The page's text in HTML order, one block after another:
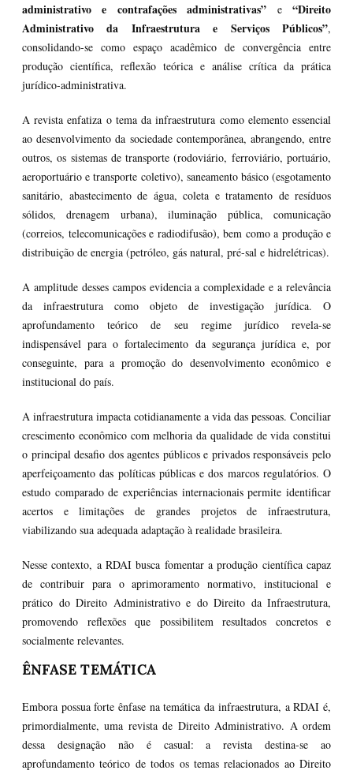
administrativo e contrafações administrativas” e“Direito
Administrativo da Infraestrutura e Serviços Públicos”,
consolidando-se como espaço acadêmico de convergência entre
produção científica, reflexão teórica e análise crítica da prática
jurídico-administrativa.
A revista enfatiza o tema da infraestrutura como elemento essencial
ao desenvolvimento da sociedade contemporânea, abrangendo, entre
outros, os sistemas de transporte (rodoviário, ferroviário, portuário,
aeroportuário e transporte coletivo), saneamento básico (esgotamento
sanitário, abastecimento de água, coleta e tratamento de resíduos
sólidos, drenagem urbana), iluminação pública, comunicação
(correios, telecomunicações e radiodifusão), bem como a produção e
distribuição de energia (petróleo, gás natural, pré-sal e hidrelétricas).
A amplitude desses campos evidencia a complexidade e a relevância
da infraestrutura como objeto de investigação jurídica. O
aprofundamento teórico de seu regime jurídico revela-se
indispensável para o fortalecimento da segurança jurídica e, por
conseguinte, para a promoção do desenvolvimento econômico e
institucional do país.
A infraestrutura impacta cotidianamente a vida das pessoas. Conciliar
crescimento econômico com melhoria da qualidade de vida constitui
o principal desafio dos agentes públicos e privados responsáveis pelo
aperfeiçoamento das políticas públicas e dos marcos regulatórios. O
estudo comparado de experiências internacionais permite identificar
acertos e limitações de grandes projetos de infraestrutura,
viabilizando sua adequada adaptação à realidade brasileira.
Nesse contexto, a RDAI busca fomentar a produção científica capaz
de contribuir para o aprimoramento normativo, institucional e
prático do Direito Administrativo e do Direito da Infraestrutura,
promovendo reflexões que possibilitem resultados concretos e
socialmente relevantes.
ÊNFASE TEMÁTICA
Embora possua forte ênfase na temática da infraestrutura, a RDAI é,
primordialmente, uma revista de Direito Administrativo. A ordem
dessa designação não é casual: a revista destina-se ao
aprofundamento teórico de todos os temas relacionados ao Direito